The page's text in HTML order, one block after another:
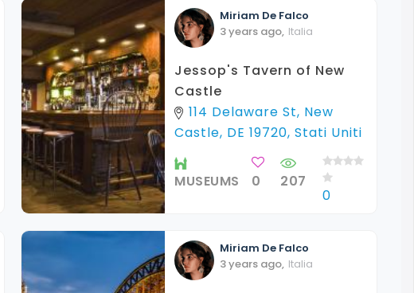
Miriam De Falco
3 years ago, Italia
Jessop's Tavern of New
Castle
114 Delaware St, New
Castle, DE 19720, Stati Uniti
MUSEUMS 0 207
0
Miriam De Falco
3 years ago, Italia